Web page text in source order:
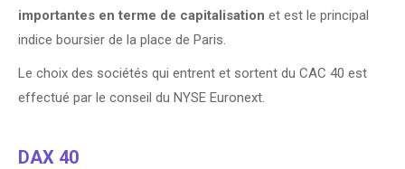
importantes en terme de capitalisation et est le principal
indice boursier de la place de Paris.
Le choix des sociétés qui entrent et sortent du CAC 40 est
effectué par le conseil du NYSE Euronext.
DAX 40